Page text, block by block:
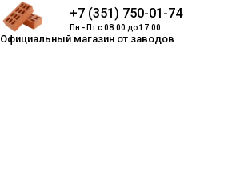
Официальный магазин от заводов
+7 (351) 750-01-74
Пн - Пт с 08.00 до 17.00